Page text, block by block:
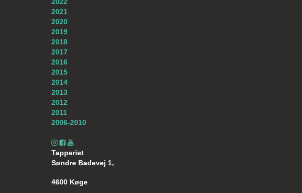
2022
2021
2020
2019
2018
2017
2016
2015
2014
2013
2012
2011
2006-2010
Tapperiet
Søndre Badevej 1,
4600 Køge